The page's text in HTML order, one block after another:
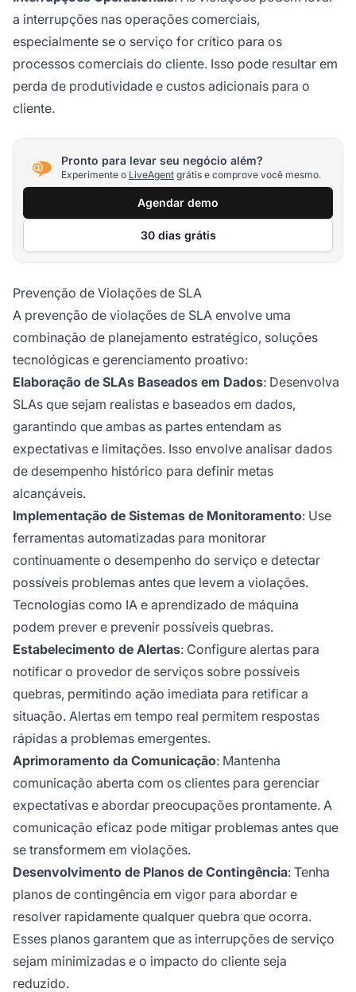
a interrupções nas operações comerciais,
especialmente se o serviço for crítico para os
processos comerciais do cliente. Isso pode resultar em
perda de produtividade e custos adicionais para o
cliente.
Pronto para levar seu negócio além?
Experimente o LiveAgent grátis e comprove você mesmo.
Agendar demo
30 dias grátis
Prevenção de Violações de SLA
A prevenção de violações de SLA envolve uma
combinação de planejamento estratégico, soluções
tecnológicas e gerenciamento proativo:
Elaboração de SLAs Baseados em Dados: Desenvolva
SLAs que sejam realistas e baseados em dados,
garantindo que ambas as partes entendam as
expectativas e limitações. Isso envolve analisar dados
de desempenho histórico para definir metas
alcançáveis.
Implementação de Sistemas de Monitoramento: Use
ferramentas automatizadas para monitorar
continuamente o desempenho do serviço e detectar
possíveis problemas antes que levem a violações.
Tecnologias como IA e aprendizado de máquina
podem prever e prevenir possíveis quebras.
Estabelecimento de Alertas: Configure alertas para
notificar o provedor de serviços sobre possíveis
quebras, permitindo ação imediata para retificar a
situação. Alertas em tempo real permitem respostas
rápidas a problemas emergentes.
Aprimoramento da Comunicação: Mantenha
comunicação aberta com os clientes para gerenciar
expectativas e abordar preocupações prontamente. A
comunicação eficaz pode mitigar problemas antes que
se transformem em violações.
Desenvolvimento de Planos de Contingência: Tenha
planos de contingência em vigor para abordar e
resolver rapidamente qualquer quebra que ocorra.
Esses planos garantem que as interrupções de serviço
sejam minimizadas e o impacto do cliente seja
reduzido.